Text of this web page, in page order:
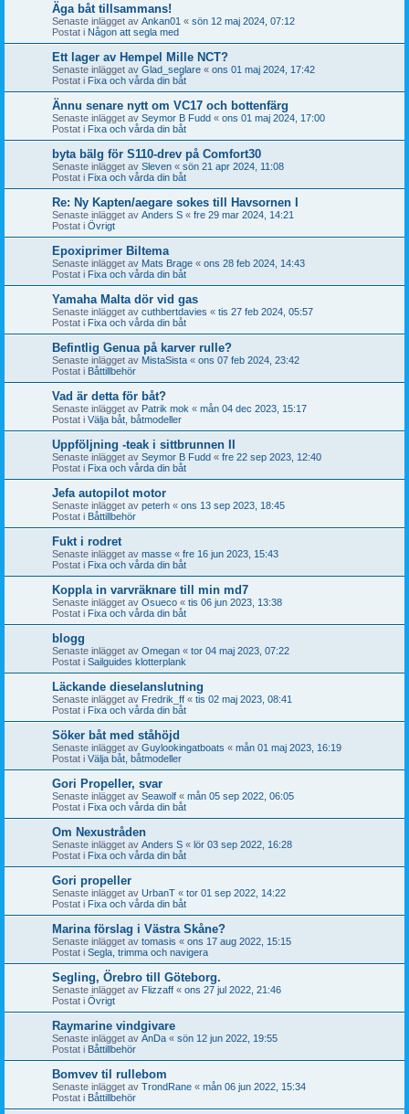
Äga båt tillsammans!
Senaste inlägget av Ankan01 « sön 12 maj 2024, 07:12
Postat i Någon att segla med
Ett lager av Hempel Mille NCT?
Senaste inlägget av Glad_seglare « ons 01 maj 2024, 17:42
Postat i Fixa och vårda din båt
Ännu senare nytt om VC17 och bottenfärg
Senaste inlägget av Seymor B Fudd « ons 01 maj 2024, 17:00
Postat i Fixa och vårda din båt
byta bälg för S110-drev på Comfort30
Senaste inlägget av Sleven « sön 21 apr 2024, 11:08
Postat i Fixa och vårda din båt
Re: Ny Kapten/aegare sokes till Havsornen I
Senaste inlägget av Anders S « fre 29 mar 2024, 14:21
Postat i Övrigt
Epoxiprimer Biltema
Senaste inlägget av Mats Brage « ons 28 feb 2024, 14:43
Postat i Fixa och vårda din båt
Yamaha Malta dör vid gas
Senaste inlägget av cuthbertdavies « tis 27 feb 2024, 05:57
Postat i Fixa och vårda din båt
Befintlig Genua på karver rulle?
Senaste inlägget av MistaSista « ons 07 feb 2024, 23:42
Postat i Båttillbehör
Vad är detta för båt?
Senaste inlägget av Patrik mok « mån 04 dec 2023, 15:17
Postat i Välja båt, båtmodeller
Uppföljning -teak i sittbrunnen II
Senaste inlägget av Seymor B Fudd « fre 22 sep 2023, 12:40
Postat i Fixa och vårda din båt
Jefa autopilot motor
Senaste inlägget av peterh « ons 13 sep 2023, 18:45
Postat i Båttillbehör
Fukt i rodret
Senaste inlägget av masse « fre 16 jun 2023, 15:43
Postat i Fixa och vårda din båt
Koppla in varvräknare till min md7
Senaste inlägget av Osueco « tis 06 jun 2023, 13:38
Postat i Fixa och vårda din båt
blogg
Senaste inlägget av Omegan « tor 04 maj 2023, 07:22
Postat i Sailguides klotterplank
Läckande dieselanslutning
Senaste inlägget av Fredrik_ff « tis 02 maj 2023, 08:41
Postat i Fixa och vårda din båt
Söker båt med ståhöjd
Senaste inlägget av Guylookingatboats « mån 01 maj 2023, 16:19
Postat i Välja båt, båtmodeller
Gori Propeller, svar
Senaste inlägget av Seawolf « mån 05 sep 2022, 06:05
Postat i Fixa och vårda din båt
Om Nexustråden
Senaste inlägget av Anders S « lör 03 sep 2022, 16:28
Postat i Fixa och vårda din båt
Gori propeller
Senaste inlägget av UrbanT « tor 01 sep 2022, 14:22
Postat i Fixa och vårda din båt
Marina förslag i Västra Skåne?
Senaste inlägget av tomasis « ons 17 aug 2022, 15:15
Postat i Segla, trimma och navigera
Segling, Örebro till Göteborg.
Senaste inlägget av Flizzaff « ons 27 jul 2022, 21:46
Postat i Övrigt
Raymarine vindgivare
Senaste inlägget av AnDa « sön 12 jun 2022, 19:55
Postat i Båttillbehör
Bomvev til rullebom
Senaste inlägget av TrondRane « mån 06 jun 2022, 15:34
Postat i Båttillbehör